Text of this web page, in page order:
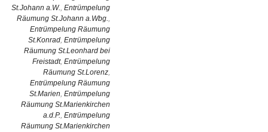
St.Johann a.W., Entrümpelung
Räumung St.Johann a.Wbg.,
Entrümpelung Räumung
St.Konrad, Entrümpelung
Räumung St.Leonhard bei
Freistadt, Entrümpelung
Räumung St.Lorenz,
Entrümpelung Räumung
St.Marien, Entrümpelung
Räumung St.Marienkirchen
a.d.P., Entrümpelung
Räumung St.Marienkirchen